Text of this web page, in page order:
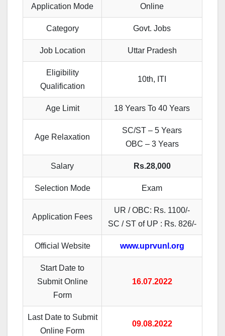
Application Mode Online
Category Govt. Jobs
Job Location Uttar Pradesh
Eligibility
Qualification
10th, ITI
Age Limit 18 Years To 40 Years
Age Relaxation
SC/ST – 5 Years
OBC – 3 Years
Salary Rs.28,000
Selection Mode Exam
Application Fees
UR / OBC: Rs. 1100/-
SC / ST of UP : Rs. 826/-
Official Website www.uprvunl.org
Start Date to
Submit Online
Form
16.07.2022
Last Date to Submit
Online Form
09.08.2022